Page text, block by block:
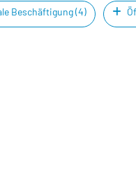
Beschäftigung (4)